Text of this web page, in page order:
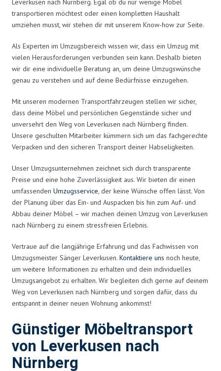
Leverkusen nach Nürnberg. Egal ob du nur wenige Möbel
transportieren möchtest oder einen kompletten Haushalt
umziehen musst, wir stehen dir mit unserem Know-how zur Seite.
Als Experten im Umzugsbereich wissen wir, dass ein Umzug mit
vielen Herausforderungen verbunden sein kann. Deshalb bieten
wir dir eine individuelle Beratung an, um deine Umzugswünsche
genau zu verstehen und auf deine Bedürfnisse einzugehen.
Mit unseren modernen Transportfahrzeugen stellen wir sicher,
dass deine Möbel und persönlichen Gegenstände sicher und
unversehrt den Weg von Leverkusen nach Nürnberg finden.
Unsere geschulten Mitarbeiter kümmern sich um das fachgerechte
Verpacken und den sicheren Transport deiner Habseligkeiten.
Unser Umzugsunternehmen zeichnet sich durch transparente
Preise und eine hohe Zuverlässigkeit aus. Wir bieten dir einen
umfassenden Umzugsservice, der keine Wünsche offen lässt. Von
der Planung über das Ein- und Auspacken bis hin zum Auf- und
Abbau deiner Möbel – wir machen deinen Umzug von Leverkusen
nach Nürnberg zu einem stressfreien Erlebnis.
Vertraue auf die langjährige Erfahrung und das Fachwissen von
Umzugsmeister Sänger Leverkusen. Kontaktiere uns noch heute,
um weitere Informationen zu erhalten und dein individuelles
Umzugsangebot zu erhalten. Wir begleiten dich gerne auf deinem
Weg von Leverkusen nach Nürnberg und sorgen dafür, dass du
entspannt in deiner neuen Wohnung ankommst!
Günstiger Möbeltransport
von Leverkusen nach
Nürnberg